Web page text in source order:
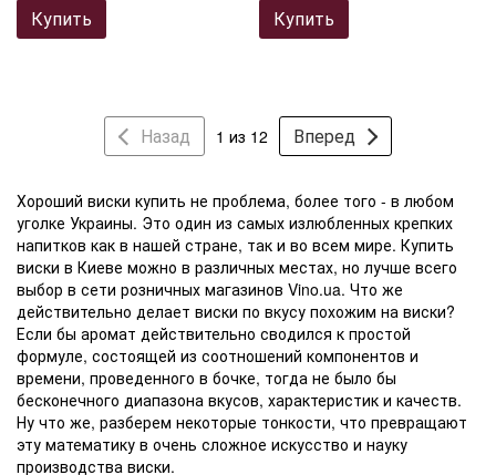
Купить Купить
Назад 1 из 12 Вперед
Хороший виски купить не проблема, более того - в любом
уголке Украины. Это один из самых излюбленных крепких
напитков как в нашей стране, так и во всем мире. Купить
виски в Киеве можно в различных местах, но лучше всего
выбор в сети розничных магазинов Vino.ua. Что же
действительно делает виски по вкусу похожим на виски?
Если бы аромат действительно сводился к простой
формуле, состоящей из соотношений компонентов и
времени, проведенного в бочке, тогда не было бы
бесконечного диапазона вкусов, характеристик и качеств.
Ну что же, разберем некоторые тонкости, что превращают
эту математику в очень сложное искусство и науку
производства виски.